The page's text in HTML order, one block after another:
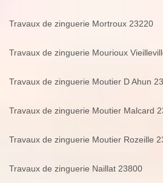
Travaux de zinguerie Mortroux 23220
Travaux de zinguerie Mourioux
Travaux de zinguerie Moutier D Ahun
Travaux de zinguerie Moutier Malcard
Travaux de zinguerie Moutier Rozeille
Travaux de zinguerie Naillat 23800